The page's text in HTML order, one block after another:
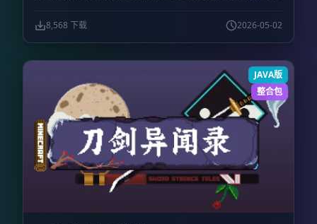
全感。
处理，极大削弱甚至移除了诸如吸血、高额回血、伤害免
疫、远程免疫以及群体控制等不合理抗性。这些改动彻底
都能在战斗中获得切实的回馈与乐趣。
8,568 下载 2026-05-02
JAVA版
整合包